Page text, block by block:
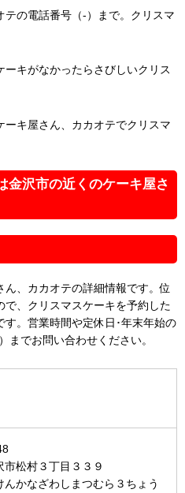
テの電話番号（-）まで。クリスマ
キがなかったらさびしいクリス
キ屋さん、カカオテでクリスマ
金沢市の近くのケーキ屋さ
、カカオテの詳細情報です。位
、クリスマスケーキを予約した
。営業時間や定休日･年末年始の
までお問い合わせください。
市松村３丁目３３９
んかなざわしまつむら３ちょう